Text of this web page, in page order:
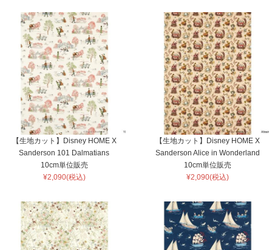
【生地カット】Disney HOME X
Sanderson 101 Dalmatians
10cm単位販売
¥2,090(税込)
【生地カット】Disney HOME X
Sanderson Alice in Wonderland
10cm単位販売
¥2,090(税込)